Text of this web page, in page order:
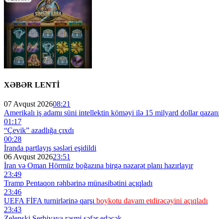
XƏBƏR LENTİ
07 Avqust 202608:21
Amerikalı iş adamı süni intellektin köməyi ilə 15 milyard dollar
01:17
“Çevik” azadlığa çıxdı
00:28
İranda partlayış səsləri eşidildi
06 Avqust 202623:51
İran və Oman Hörmüz boğazına birgə nəzarət planı hazırlayır
23:49
Tramp Pentaqon rəhbərinə münasibətini açıqladı
23:46
UEFA FİFA turnirlərinə qarşı boykotu davam etdirəcəyini açıqladı
23:43